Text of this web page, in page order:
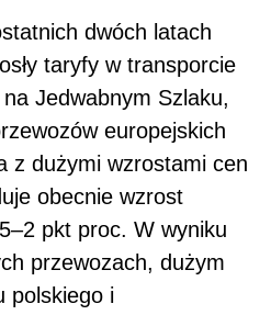
dwóch latach
taryfy w transporcie
Jedwabnym Szlaku,
europejskich
z dużymi wzrostami cen
obecnie wzrost
pkt proc. W wyniku
przewozach, dużym
polskiego i